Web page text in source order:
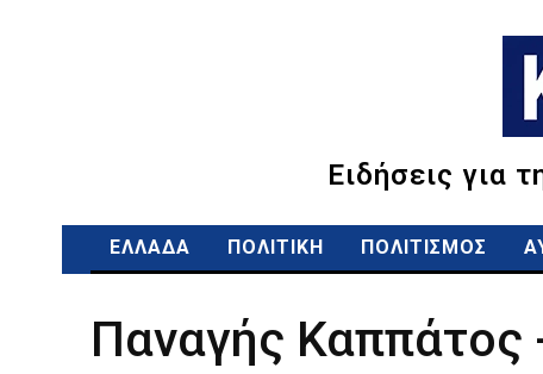
Ειδήσεις για
ΕΛΛΑΔΑ ΠΟΛΙΤΙΚΗ ΠΟΛΙΤΙΣΜΟΣ
Παναγής Καππάτος